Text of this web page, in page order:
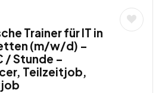
Trainer für IT in
(m/w/d) –
/ Stunde –
Teilzeitjob,